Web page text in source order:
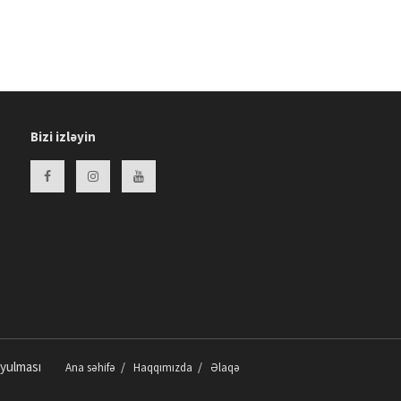
Beynəlxalq Kitab Bağışlama
14:53 13.02.2026
Təmsilçimiz 28 min iştirakçı
arasında 56-cı olub: "Dubay
Qarın üçün pəhriz saxlayırsan,
bilər!video/
Bizi izləyin
Ana səhifə Haqqımızda Əlaqə